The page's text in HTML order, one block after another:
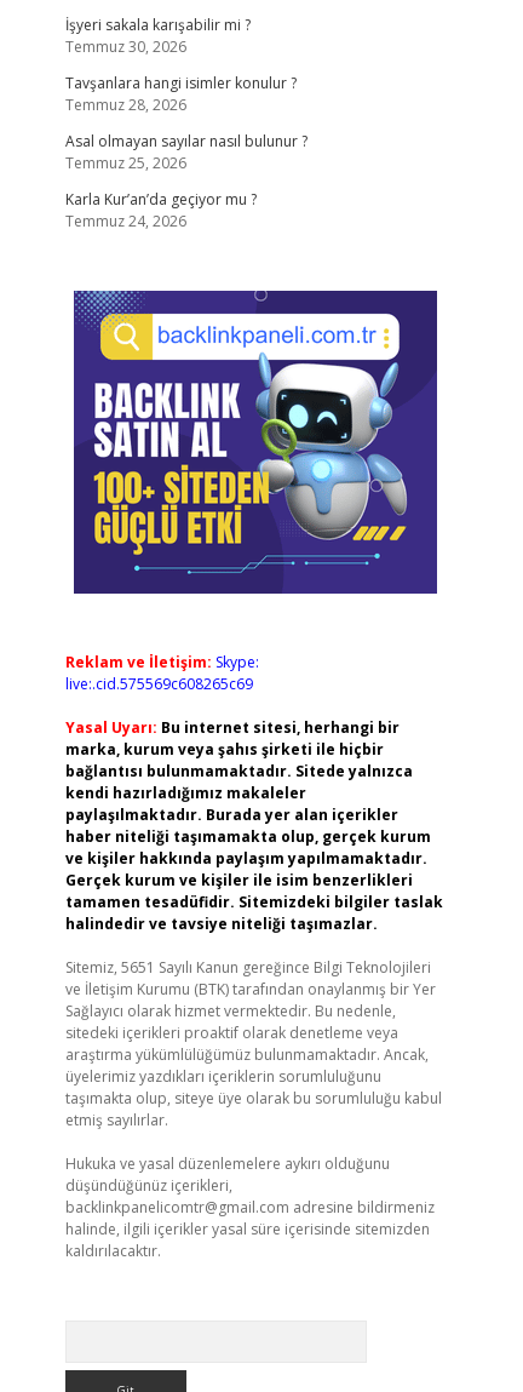
İşyeri sakala karışabilir mi ?
Temmuz 30, 2026
Tavşanlara hangi isimler konulur ?
Temmuz 28, 2026
Asal olmayan sayılar nasıl bulunur ?
Temmuz 25, 2026
Karla Kur’an’da geçiyor mu ?
Temmuz 24, 2026
Reklam ve İletişim: Skype:
live:.cid.575569c608265c69
Yasal Uyarı: Bu internet sitesi, herhangi bir
marka, kurum veya şahıs şirketi ile hiçbir
bağlantısı bulunmamaktadır. Sitede yalnızca
kendi hazırladığımız makaleler
paylaşılmaktadır. Burada yer alan içerikler
haber niteliği taşımamakta olup, gerçek kurum
ve kişiler hakkında paylaşım yapılmamaktadır.
Gerçek kurum ve kişiler ile isim benzerlikleri
tamamen tesadüfidir. Sitemizdeki bilgiler taslak
halindedir ve tavsiye niteliği taşımazlar.
Sitemiz, 5651 Sayılı Kanun gereğince Bilgi Teknolojileri
ve İletişim Kurumu (BTK) tarafından onaylanmış bir Yer
Sağlayıcı olarak hizmet vermektedir. Bu nedenle,
sitedeki içerikleri proaktif olarak denetleme veya
araştırma yükümlülüğümüz bulunmamaktadır. Ancak,
üyelerimiz yazdıkları içeriklerin sorumluluğunu
taşımakta olup, siteye üye olarak bu sorumluluğu kabul
etmiş sayılırlar.
Hukuka ve yasal düzenlemelere aykırı olduğunu
düşündüğünüz içerikleri,
backlinkpanelicomtr@gmail.com adresine bildirmeniz
halinde, ilgili içerikler yasal süre içerisinde sitemizden
kaldırılacaktır.